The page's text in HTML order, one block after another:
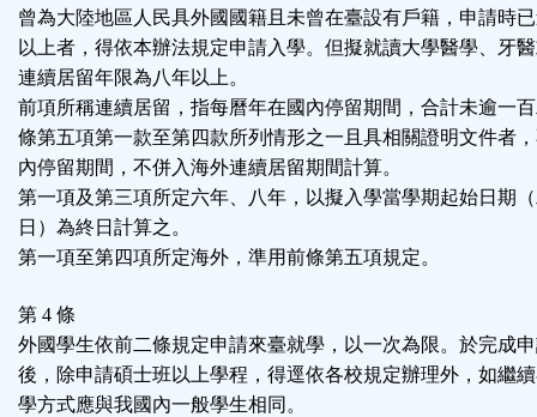
曾為大陸地區人民具外國國籍且未曾在臺設有戶籍，申請時
以上者，得依本辦法規定申請入學。但擬就讀大學醫學、牙
連續居留年限為八年以上。
前項所稱連續居留，指每曆年在國內停留期間，合計未逾一
條第五項第一款至第四款所列情形之一且具相關證明文件者
內停留期間，不併入海外連續居留期間計算。
第一項及第三項所定六年、八年，以擬入學當學期起始日期
日）為終日計算之。
第一項至第四項所定海外，準用前條第五項規定。
第 4 條
外國學生依前二條規定申請來臺就學，以一次為限。於完成
後，除申請碩士班以上學程，得逕依各校規定辦理外，如繼
學方式應與我國內一般學生相同。